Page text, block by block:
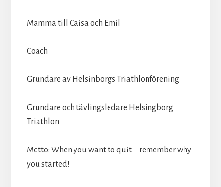
Mamma till Caisa och Emil
Coach
Grundare av Helsinborgs Triathlonförening
Grundare och tävlingsledare Helsingborg
Triathlon
Motto: When you want to quit – remember why
you started!